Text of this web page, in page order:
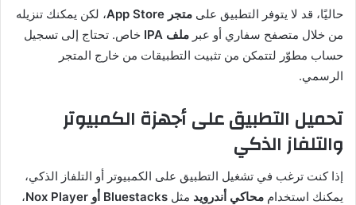
حاليًا، قد لا يتوفر التطبيق على متجر App Store
، لكن يمكنك تنزيله
من خلال متصفح سفاري أو عبر ملف IPA
خاص. تحتاج إلى تسجيل
حساب مطوّر لتتمكن من تثبيت التطبيقات من خارج المتجر
الرسمي.
تحميل التطبيق على أجهزة الكمبيوتر
والتلفاز الذكي
إذا كنت ترغب في تشغيل التطبيق على الكمبيوتر أو التلفاز الذكي،
يمكنك استخدام محاكي أندرويد مثل Bluestacks أو Nox Player
،